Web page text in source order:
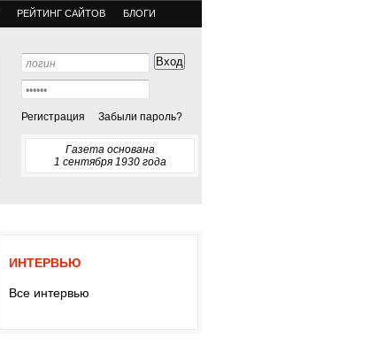
РЕЙТИНГ САЙТОВ БЛОГИ
Регистрация Забыли пароль?
Газета основана
1 сентября 1930 года
ИНТЕРВЬЮ
Все интервью